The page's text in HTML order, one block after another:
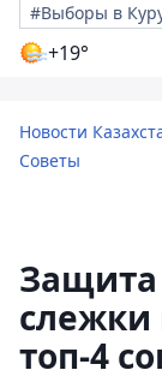
#Выборы в
+19°
Новости
Советы
Защита
топ-4